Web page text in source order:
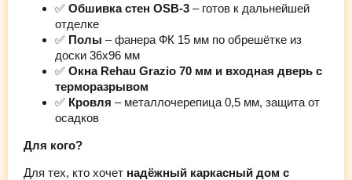
✅ Обшивка стен OSB-3 – готов к дальнейшей
отделке
✅ Полы – фанера ФК 15 мм по обрешётке из
доски 36х96 мм
✅ Окна Rehau Grazio 70 мм и входная дверь с
терморазрывом
✅ Кровля – металлочерепица 0,5 мм, защита от
осадков
Для кого?
Для тех, кто хочет надёжный каркасный дом с